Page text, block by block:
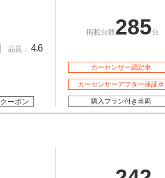
品質： 4.6
クーポン
掲載台数285台
カーセンサー認定車
カーセンサーアフター保証車
購入プラン付き車両